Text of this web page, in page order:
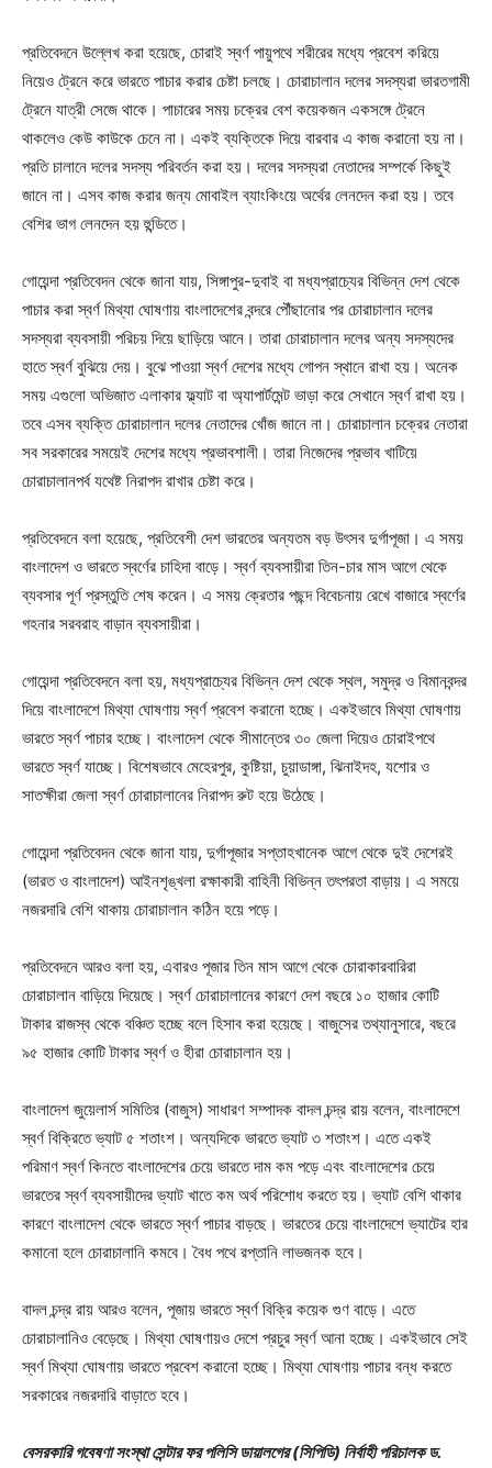
প্রতিবেদনে উল্লেখ করা হয়েছে, চোরাই স্বর্ণ পায়ুপথে শরীরের মধ্যে প্রবেশ করিয়ে
নিয়েও ট্রেনে করে ভারতে পাচার করার চেষ্টা চলছে। চোরাচালান দলের সদস্যরা ভারতগামী
ট্রেনে যাত্রী সেজে থাকে। পাচারের সময় চক্রের বেশ কয়েকজন একসঙ্গে ট্রেনে
থাকলেও কেউ কাউকে চেনে না। একই ব্যক্তিকে দিয়ে বারবার এ কাজ করানো হয় না।
প্রতি চালানে দলের সদস্য পরিবর্তন করা হয়। দলের সদস্যরা নেতাদের সম্পর্কে কিছুই
জানে না। এসব কাজ করার জন্য মোবাইল ব্যাংকিংয়ে অর্থের লেনদেন করা হয়। তবে
বেশির ভাগ লেনদেন হয় হুন্ডিতে।
গোয়েন্দা প্রতিবেদন থেকে জানা যায়, সিঙ্গাপুর-দুবাই বা মধ্যপ্রাচ্যের বিভিন্ন দেশ থেকে
পাচার করা স্বর্ণ মিথ্যা ঘোষণায় বাংলাদেশের বন্দরে পৌঁছানোর পর চোরাচালান দলের
সদস্যরা ব্যবসায়ী পরিচয় দিয়ে ছাড়িয়ে আনে। তারা চোরাচালান দলের অন্য সদস্যদের
হাতে স্বর্ণ বুঝিয়ে দেয়। বুঝে পাওয়া স্বর্ণ দেশের মধ্যে গোপন স্থানে রাখা হয়। অনেক
সময় এগুলো অভিজাত এলাকার ফ্ল্যাট বা অ্যাপার্টমেন্ট ভাড়া করে সেখানে স্বর্ণ রাখা হয়।
তবে এসব ব্যক্তি চোরাচালান দলের নেতাদের খোঁজ জানে না। চোরাচালান চক্রের নেতারা
সব সরকারের সময়েই দেশের মধ্যে প্রভাবশালী। তারা নিজেদের প্রভাব খাটিয়ে
চোরাচালানপর্ব যথেষ্ট নিরাপদ রাখার চেষ্টা করে।
প্রতিবেদনে বলা হয়েছে, প্রতিবেশী দেশ ভারতের অন্যতম বড় উৎসব দুর্গাপূজা। এ সময়
বাংলাদেশ ও ভারতে স্বর্ণের চাহিদা বাড়ে। স্বর্ণ ব্যবসায়ীরা তিন-চার মাস আগে থেকে
ব্যবসার পূর্ণ প্রস্তুতি শেষ করেন। এ সময় ক্রেতার পছন্দ বিবেচনায় রেখে বাজারে স্বর্ণের
গহনার সরবরাহ বাড়ান ব্যবসায়ীরা।
গোয়েন্দা প্রতিবেদনে বলা হয়, মধ্যপ্রাচ্যের বিভিন্ন দেশ থেকে স্থল, সমুদ্র ও বিমানবন্দর
দিয়ে বাংলাদেশে মিথ্যা ঘোষণায় স্বর্ণ প্রবেশ করানো হচ্ছে। একইভাবে মিথ্যা ঘোষণায়
ভারতে স্বর্ণ পাচার হচ্ছে। বাংলাদেশ থেকে সীমান্তের ৩০ জেলা দিয়েও চোরাইপথে
ভারতে স্বর্ণ যাচ্ছে। বিশেষভাবে মেহেরপুর, কুষ্টিয়া, চুয়াডাঙ্গা, ঝিনাইদহ, যশোর ও
সাতক্ষীরা জেলা স্বর্ণ চোরাচালানের নিরাপদ রুট হয়ে উঠেছে।
গোয়েন্দা প্রতিবেদন থেকে জানা যায়, দুর্গাপূজার সপ্তাহখানেক আগে থেকে দুই দেশেরই
(ভারত ও বাংলাদেশ) আইনশৃঙ্খলা রক্ষাকারী বাহিনী বিভিন্ন তৎপরতা বাড়ায়। এ সময়ে
নজরদারি বেশি থাকায় চোরাচালান কঠিন হয়ে পড়ে।
প্রতিবেদনে আরও বলা হয়, এবারও পূজার তিন মাস আগে থেকে চোরাকারবারিরা
চোরাচালান বাড়িয়ে দিয়েছে। স্বর্ণ চোরাচালানের কারণে দেশ বছরে ১০ হাজার কোটি
টাকার রাজস্ব থেকে বঞ্চিত হচ্ছে বলে হিসাব করা হয়েছে। বাজুসের তথ্যানুসারে, বছরে
৯৫ হাজার কোটি টাকার স্বর্ণ ও হীরা চোরাচালান হয়।
বাংলাদেশ জুয়েলার্স সমিতির (বাজুস) সাধারণ সম্পাদক বাদল চন্দ্র রায় বলেন, বাংলাদেশে
স্বর্ণ বিক্রিতে ভ্যাট ৫ শতাংশ। অন্যদিকে ভারতে ভ্যাট ৩ শতাংশ। এতে একই
পরিমাণ স্বর্ণ কিনতে বাংলাদেশের চেয়ে ভারতে দাম কম পড়ে এবং বাংলাদেশের চেয়ে
ভারতের স্বর্ণ ব্যবসায়ীদের ভ্যাট খাতে কম অর্থ পরিশোধ করতে হয়। ভ্যাট বেশি থাকার
কারণে বাংলাদেশ থেকে ভারতে স্বর্ণ পাচার বাড়ছে। ভারতের চেয়ে বাংলাদেশে ভ্যাটের হার
কমানো হলে চোরাচালানি কমবে। বৈধ পথে রপ্তানি লাভজনক হবে।
বাদল চন্দ্র রায় আরও বলেন, পূজায় ভারতে স্বর্ণ বিক্রি কয়েক গুণ বাড়ে। এতে
চোরাচালানিও বেড়েছে। মিথ্যা ঘোষণায়ও দেশে প্রচুর স্বর্ণ আনা হচ্ছে। একইভাবে সেই
স্বর্ণ মিথ্যা ঘোষণায় ভারতে প্রবেশ করানো হচ্ছে। মিথ্যা ঘোষণায় পাচার বন্ধ করতে
সরকারের নজরদারি বাড়াতে হবে।
বেসরকারি গবেষণা সংস্থা সেন্টার ফর পলিসি ডায়ালগের (সিপিডি) নির্বাহী পরিচালক ড.